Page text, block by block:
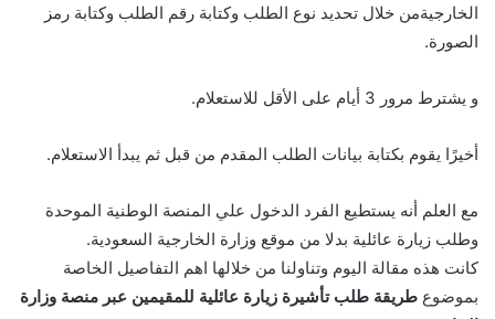
الخارجيةمن خلال تحديد نوع الطلب وكتابة رقم الطلب وكتابة رمز
الصورة.
و يشترط مرور 3 أيام على الأقل للاستعلام.
أخيرًا يقوم بكتابة بيانات الطلب المقدم من قبل ثم يبدأ الاستعلام.
مع العلم أنه يستطيع الفرد الدخول علي المنصة الوطنية الموحدة
وطلب زيارة عائلية بدلا من موقع وزارة الخارجية السعودية.
كانت هذه مقالة اليوم وتناولنا من خلالها اهم التفاصيل الخاصة
بموضوع طريقة طلب تأشيرة زيارة عائلية للمقيمين عبر منصة وزارة